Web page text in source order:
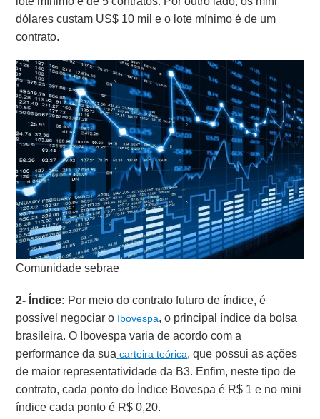
dólares custam US$ 10 mil e o lote mínimo é de um
contrato.
Comunidade sebrae
2- Índice: Por meio do contrato futuro de índice, é
possível negociar o Ibovespa, o principal índice da bolsa
brasileira. O Ibovespa varia de acordo com a
performance da sua carteira teórica, que possui as ações
de maior representatividade da B3. Enfim, neste tipo de
contrato, cada ponto do Índice Bovespa é R$ 1 e no mini
índice cada ponto é R$ 0,20.